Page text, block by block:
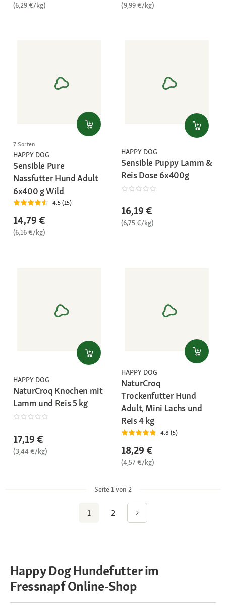
(6,29 €/kg) (9,99 €/kg)
7 Sorten
HAPPY DOG
Sensible Pure
Nassfutter Hund Adult
6x400 g Wild
4.5 (15)
14,79 €
(6,16 €/kg)
HAPPY DOG
Sensible Puppy Lamm &
Reis Dose 6x400g
16,19 €
(6,75 €/kg)
HAPPY DOG
NaturCroq Knochen mit
Lamm und Reis 5 kg
17,19 €
(3,44 €/kg)
HAPPY DOG
NaturCroq
Trockenfutter Hund
Adult, Mini Lachs und
Reis 4 kg
4.8 (5)
18,29 €
(4,57 €/kg)
Seite 1 von 2
1 2
Happy Dog Hundefutter im
Fressnapf Online-Shop